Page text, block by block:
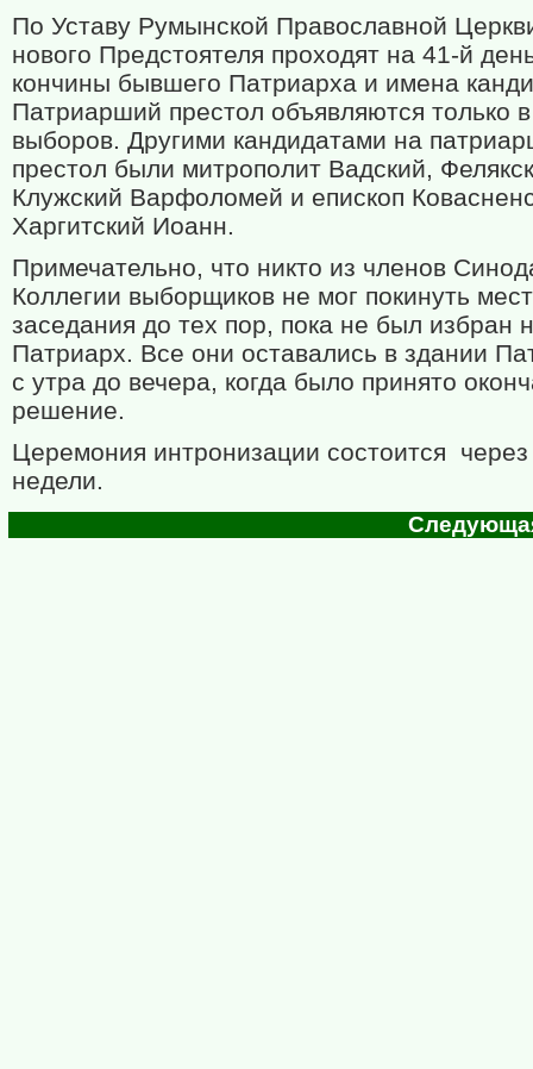
По Уставу Румынской Православной
нового Предстоятеля проходят на 41-й
кончины бывшего Патриарха и имена
Патриарший престол объявляются только
выборов. Другими кандидатами на
престол были митрополит Вадский,
Клужский Варфоломей и епископ
Харгитский Иоанн.
Примечательно, что никто из членов
Коллегии выборщиков не мог покинуть
заседания до тех пор, пока не был избран
Патриарх. Все они оставались в здании
с утра до вечера, когда было принято
решение.
Церемония интронизации состоится через
недели.